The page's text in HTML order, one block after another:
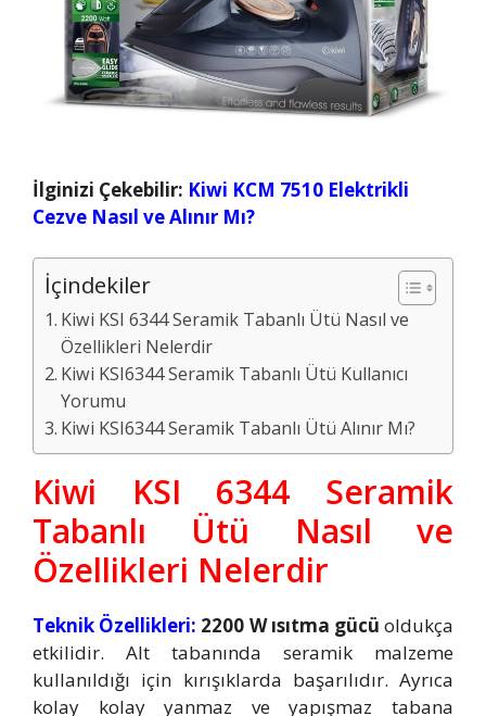
İlginizi Çekebilir: Kiwi KCM 7510 Elektrikli
Cezve Nasıl ve Alınır Mı?
İçindekiler
Kiwi KSI 6344 Seramik Tabanlı Ütü Nasıl ve
Özellikleri Nelerdir
Kiwi KSI6344 Seramik Tabanlı Ütü Kullanıcı
Yorumu
Kiwi KSI6344 Seramik Tabanlı Ütü Alınır Mı?
Kiwi KSI 6344 Seramik
Tabanlı Ütü Nasıl ve
Özellikleri Nelerdir
Teknik Özellikleri: 2200 W ısıtma gücü oldukça
etkilidir. Alt tabanında seramik malzeme
kullanıldığı için kırışıklarda başarılıdır. Ayrıca
kolay kolay yanmaz ve yapışmaz tabana